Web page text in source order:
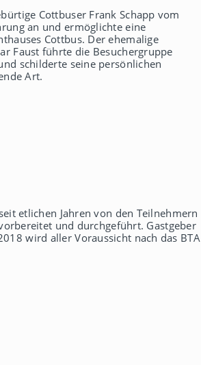
Cottbuser Frank Schapp vom
an und ermöglichte eine
Cottbus. Der ehemalige
Faust führte die Besuchergruppe
schilderte seine persönlichen
Art.
etlichen Jahren von den Teilnehmern
und durchgeführt. Gastgeber
wird aller Voraussicht nach das BTA